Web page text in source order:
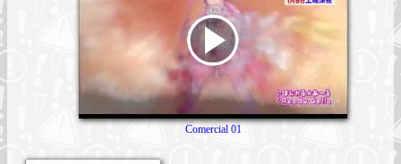
Comercial 01